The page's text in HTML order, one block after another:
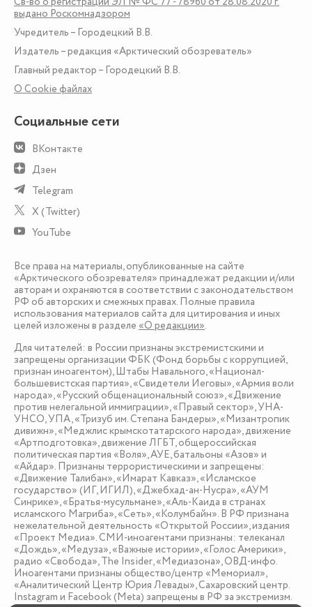
выдано Роскомнадзором
Учредитель – Городецкий В.В.
Издатель – редакция «Арктический обозреватель»
Главный редактор – Городецкий В.В.
О Сookie файлах
Социальные сети
ВКонтакте
Дзен
Telegram
X (Twitter)
YouTube
Все права на материалы, опубликованные на сайте
«Арктического обозревателя» принадлежат редакции и/или
авторам и охраняются в соответствии с законодательством
РФ об авторских и смежных правах. Полные правила
использования материалов сайта для цитирования и иных
целей изложены в разделе «О редакции».
Для читателей: в России признаны экстремистскими и
запрещены организации ФБК (Фонд борьбы с коррупцией,
признан иноагентом), Штабы Навального, «Национал-
большевистская партия», «Свидетели Иеговы», «Армия воли
народа», «Русский общенациональный союз», «Движение
против нелегальной иммиграции», «Правый сектор», УНА-
УНСО, УПА, «Тризуб им. Степана Бандеры», «Мизантропик
дивижн», «Меджлис крымскотатарского народа», движение
«Артподготовка», движение ЛГБТ, общероссийская
политическая партия «Воля», АУЕ, батальоны «Азов» и
«Айдар». Признаны террористическими и запрещены:
«Движение Талибан», «Имарат Кавказ», «Исламское
государство» (ИГ, ИГИЛ), «Джебхад-ан-Нусра», «АУМ
Синрике», «Братья-мусульмане», «Аль-Каида в странах
исламского Магриба», «Сеть», «Колумбайн». В РФ признана
нежелательной деятельность «Открытой России», издания
«Проект Медиа». СМИ-иноагентами признаны: телеканал
«Дождь», «Медуза», «Важные истории», «Голос Америки»,
радио «Свобода», The Insider, «Медиазона», ОВД-инфо.
Иноагентами признаны общество/центр «Мемориал»,
«Аналитический Центр Юрия Левады», Сахаровский центр.
Instagram и Facebook (Metа) запрещены в РФ за экстремизм.